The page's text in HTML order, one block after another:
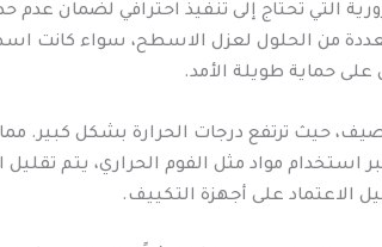
التي تحتاج إلى تنفيذ احترافي لضمان عدم
من الحلول لعزل الاسطح، سواء كانت
حماية طويلة الأمد.
حيث ترتفع درجات الحرارة بشكل كبير. مما
مواد مثل الفوم الحراري، يتم تقليل
الاعتماد على أجهزة التكييف.